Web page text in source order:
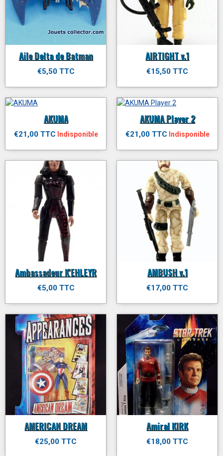
Aile Delta de Batman
€5,50 TTC
AIRTIGHT v.1
€15,50 TTC
AKUMA
€21,00 TTC Indisponible
AKUMA Player 2
€21,00 TTC Indisponible
Ambassadeur K'EHLEYR
€5,00 TTC
AMBUSH v.1
€17,00 TTC
AMERICAN DREAM
€25,00 TTC
Amiral KIRK
€18,00 TTC